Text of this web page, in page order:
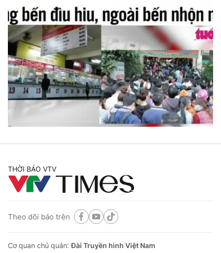
Nhân vật
Khán giả
Giải sao mai
Âm nhạc
Sao
Đời sống
Du lịch
Làm đẹp
Chất lượng cuộc sống
Giáo dục
Tuyển sinh
Học trực tuyến
Công nghệ
Hitech Công nghệ tương lai
Sản phẩm
Tư vấn
Giao lưu trực tuyến
Emagazine Podcast
THỜI BÁO VTV
Theo dõi báo trên
Cơ quan chủ quản:Đài Truyền hình Việt Nam